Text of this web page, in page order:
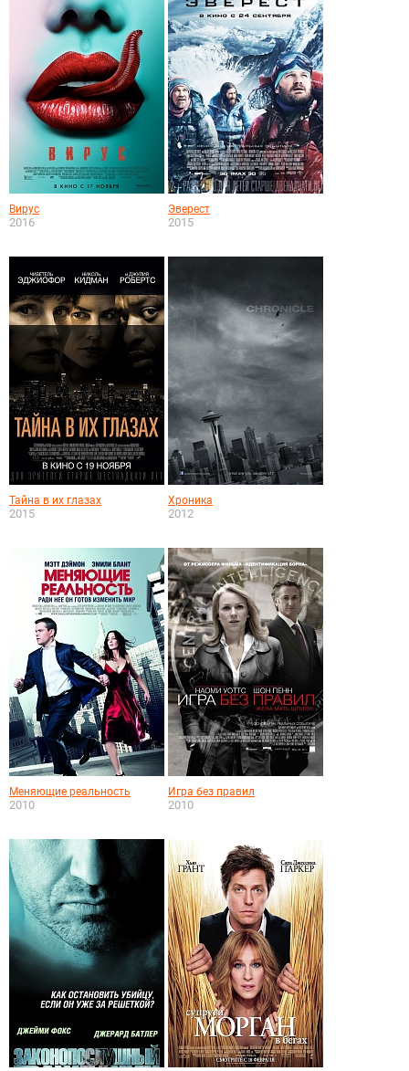
Вирус
2016
Эверест
2015
Тайна в их глазах
2015
Хроника
2012
Меняющие реальность
2010
Игра без правил
2010